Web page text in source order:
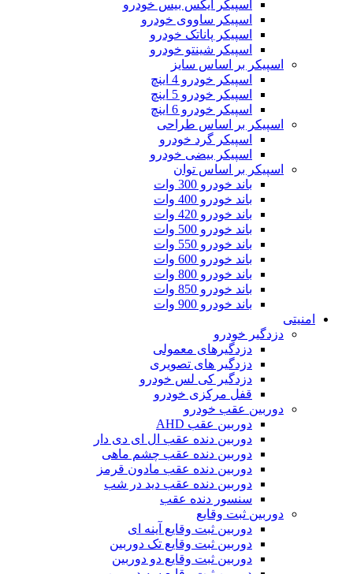
اسپیکر ایکس بیس خودرو
اسپیکر ساووی خودرو
اسپیکر پاناتک خودرو
اسپیکر شینتو خودرو
اسپیکر بر اساس سایز
اسپیکر خودرو 4 اینچ
اسپیکر خودرو 5 اینچ
اسپیکر خودرو 6 اینچ
اسپیکر بر اساس طراحی
اسپیکر گرد خودرو
اسپیکر بیضی خودرو
اسپیکر بر اساس توان
باند خودرو 300 وات
باند خودرو 400 وات
باند خودرو 420 وات
باند خودرو 500 وات
باند خودرو 550 وات
باند خودرو 600 وات
باند خودرو 800 وات
باند خودرو 850 وات
باند خودرو 900 وات
امنیتی
دزدگیر خودرو
دزدگیرهای معمولی
دزدگیر های تصویری
دزدگیر کی لس خودرو
قفل مرکزی خودرو
دوربین عقب خودرو
دوربین عقب AHD
دوربین دنده عقب ال ای دی دار
دوربین دنده عقب چشم ماهی
دوربین دنده عقب مادون قرمز
دوربین دنده عقب دید در شب
سنسور دنده عقب
دوربین ثبت وقایع
دوربین ثبت وقایع آینه ای
دوربین ثبت وقایع تک دوربین
دوربین ثبت وقایع دو دوربین